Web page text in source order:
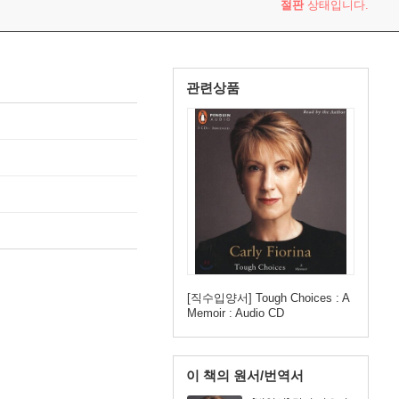
절판상태입니다.
관련상품
[직수입양서] Tough Choices : A
Memoir : Audio CD
이 책의 원서/번역서